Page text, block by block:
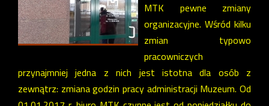
MTK pewne zmiany
organizacyjne. Wśród kilku
zmian typowo
pracowniczych
przynajmniej jedna z nich jest istotna dla osób z
zewnątrz: zmiana godzin pracy administracji Muzeum. Od